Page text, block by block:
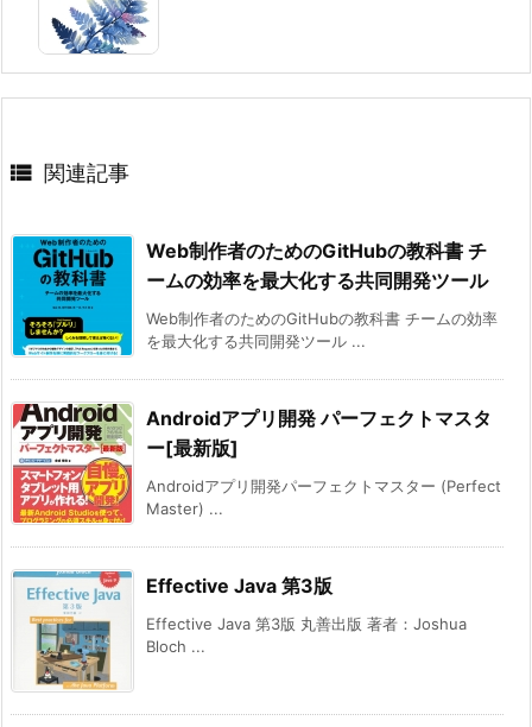
 関連記事
Web制作者のためのGitHubの教科書 チ
ームの効率を最大化する共同開発ツール
Web制作者のためのGitHubの教科書 チームの効率
を最大化する共同開発ツール ...
Androidアプリ開発 パーフェクトマスタ
ー[最新版]
Androidアプリ開発パーフェクトマスター (Perfect
Master) ...
Effective Java 第3版
Effective Java 第3版 丸善出版 著者：Joshua
Bloch ...